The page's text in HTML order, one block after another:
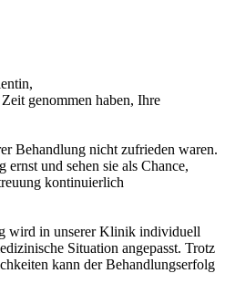
genommen haben, Ihre
Behandlung nicht zufrieden waren.
und sehen sie als Chance,
kontinuierlich
wird in unserer Klinik individuell
Situation angepasst. Trotz
kann der Behandlungserfolg